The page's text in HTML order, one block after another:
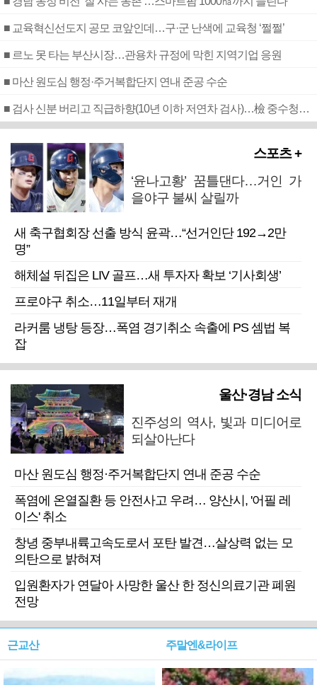
■ 교육혁신선도지 공모 코앞인데…구·군 난색에 교육청 ‘쩔쩔’
■ 르노 못 타는 부산시장…관용차 규정에 막힌 지역기업 응원
■ 마산 원도심 행정·주거복합단지 연내 준공 수순
■ 검사 신분 버리고 직급하향(10년 이하 저연차 검사)…檢 중수청행 기피
스포츠 +
‘윤나고황’ 꿈틀댄다…거인 가
을야구 불씨 살릴까
새 축구협회장 선출 방식 윤곽…“선거인단 192→2만
명”
해체설 뒤집은 LIV 골프…새 투자자 확보 ‘기사회생’
프로야구 취소…11일부터 재개
라커룸 냉탕 등장…폭염 경기취소 속출에 PS 셈법 복
잡
울산·경남 소식
진주성의 역사, 빛과 미디어로
되살아난다
마산 원도심 행정·주거복합단지 연내 준공 수순
폭염에 온열질환 등 안전사고 우려… 양산시, '어필 레
이스' 취소
창녕 중부내륙고속도로서 포탄 발견…살상력 없는 모
의탄으로 밝혀져
입원환자가 연달아 사망한 울산 한 정신의료기관 폐원
전망
근교산 주말엔&라이프